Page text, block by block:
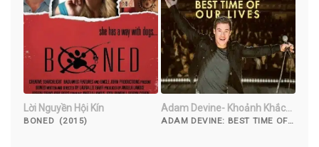
Lời Nguyền Hội Kín
BONED (2015)
Adam Devine- Khoảnh Khắc
Tuyệt Vời Nhất
ADAM DEVINE: BEST TIME OF